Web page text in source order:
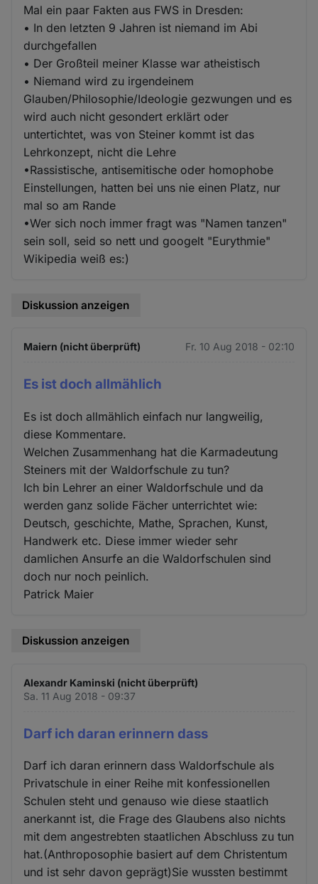
Mal ein paar Fakten aus FWS in Dresden:
• In den letzten 9 Jahren ist niemand im Abi
durchgefallen
• Der Großteil meiner Klasse war atheistisch
• Niemand wird zu irgendeinem
Glauben/Philosophie/Ideologie gezwungen und es
wird auch nicht gesondert erklärt oder
untertichtet, was von Steiner kommt ist das
Lehrkonzept, nicht die Lehre
•Rassistische, antisemitische oder homophobe
Einstellungen, hatten bei uns nie einen Platz, nur
mal so am Rande
•Wer sich noch immer fragt was "Namen tanzen"
sein soll, seid so nett und googelt "Eurythmie"
Wikipedia weiß es:)
Diskussion anzeigen
Maiern (nicht überprüft) Fr. 10 Aug 2018 - 02:10
Es ist doch allmählich
Es ist doch allmählich einfach nur langweilig,
diese Kommentare.
Welchen Zusammenhang hat die Karmadeutung
Steiners mit der Waldorfschule zu tun?
Ich bin Lehrer an einer Waldorfschule und da
werden ganz solide Fächer unterrichtet wie:
Deutsch, geschichte, Mathe, Sprachen, Kunst,
Handwerk etc. Diese immer wieder sehr
damlichen Ansurfe an die Waldorfschulen sind
doch nur noch peinlich.
Patrick Maier
Diskussion anzeigen
Alexandr Kaminski (nicht überprüft)
Sa. 11 Aug 2018 - 09:37
Darf ich daran erinnern dass
Darf ich daran erinnern dass Waldorfschule als
Privatschule in einer Reihe mit konfessionellen
Schulen steht und genauso wie diese staatlich
anerkannt ist, die Frage des Glaubens also nichts
mit dem angestrebten staatlichen Abschluss zu tun
hat.(Anthroposophie basiert auf dem Christentum
und ist sehr davon geprägt)Sie wussten bestimmt